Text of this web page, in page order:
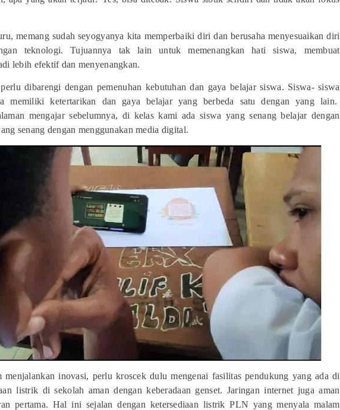
memang sudah seyogyanya kita memperbaiki diri dan berusaha menyesuaikan diri
teknologi. Tujuannya tak lain untuk memenangkan hati siswa, membuat
lebih efektif dan menyenangkan.
dibarengi dengan pemenuhan kebutuhan dan gaya belajar siswa. Siswa- siswa
memiliki ketertarikan dan gaya belajar yang berbeda satu dengan yang lain.
mengajar sebelumnya, di kelas kami ada siswa yang senang belajar dengan
senang dengan menggunakan media digital.
menjalankan inovasi, perlu kroscek dulu mengenai fasilitas pendukung yang ada di
listrik di sekolah aman dengan keberadaan genset. Jaringan internet juga aman
pertama. Hal ini sejalan dengan ketersediaan listrik PLN yang menyala malam